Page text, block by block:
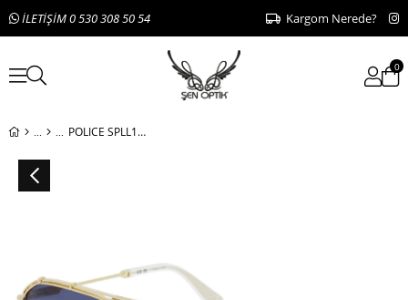
İLETİŞİM 0 530 308 50 54 Kargom Nerede?
0
POLICE SPLL17 0300 59